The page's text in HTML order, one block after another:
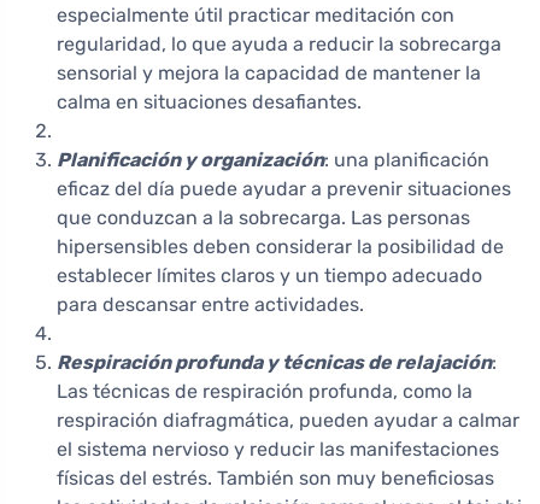
especialmente útil practicar meditación con
regularidad, lo que ayuda a reducir la sobrecarga
sensorial y mejora la capacidad de mantener la
calma en situaciones desafiantes.
Planificación y organización: una planificación
eficaz del día puede ayudar a prevenir situaciones
que conduzcan a la sobrecarga. Las personas
hipersensibles deben considerar la posibilidad de
establecer límites claros y un tiempo adecuado
para descansar entre actividades.
Respiración profunda y técnicas de relajación:
Las técnicas de respiración profunda, como la
respiración diafragmática, pueden ayudar a calmar
el sistema nervioso y reducir las manifestaciones
físicas del estrés. También son muy beneficiosas